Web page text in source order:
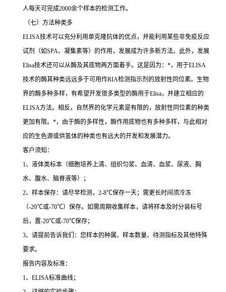
人每天可完成2000余个样本的检测工作。
（七）方法种类多
ELISA技术可以充分利用单克隆抗体的优点，并能利用某些非免疫反应
试剂（如SPA、凝集素等）的作用，发展成为许多新方法。此外，发展
Elisa技术还可以从酶及其底物两方面着手。这是因为： *，用于ELISA
技术的酶其种类远远多于可用作RIA检测指示剂的放射性同位素。生物
界的酶多种多样，有希望开发很多类型的酶用于Elisa，并建立相应的
ELISA方法。相反，自然界的化学元素是有限的，放射性同位素的种类
更加有限。 *，由于酶的多样性，酶作用底物也有多种多样，与此相对
应的生色源或供氢体的种类也有远大的开发和发展潜力。
客户须知：
1、液体类标本（细胞培养上清、组织匀浆、血清、血浆、尿液、胸
水、腹水、脑脊液等）；
2、样本保存：请尽早检测， 2-8℃保存一天；需更长时间须冷冻
（-20℃或-70℃）保存。如需周期收集样本，请将样本及时分装标号
后，置-20℃或-70℃保存；
3、请提前告诉我们：您样本的种属、样本数量、待测指标及其他特殊
要求。
报告内容及标准：
1、 ELISA标准曲线；